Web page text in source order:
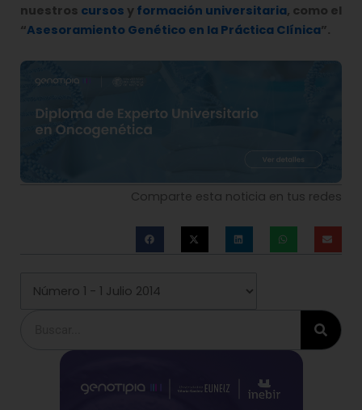
nuestros cursos y formación universitaria, como el
“Asesoramiento Genético en la Práctica Clínica”.
Comparte esta noticia en tus redes